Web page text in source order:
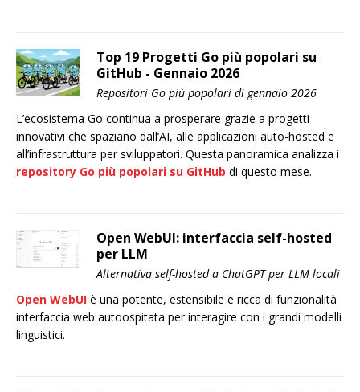
Top 19 Progetti Go più popolari su
GitHub - Gennaio 2026
Repositori Go più popolari di gennaio 2026
L’ecosistema Go continua a prosperare grazie a progetti
innovativi che spaziano dall’AI, alle applicazioni auto-hosted e
all’infrastruttura per sviluppatori. Questa panoramica analizza i
repository Go più popolari su GitHub di questo mese.
Open WebUI: interfaccia self-hosted
per LLM
Alternativa self-hosted a ChatGPT per LLM locali
Open WebUI è una potente, estensibile e ricca di funzionalità
interfaccia web autoospitata per interagire con i grandi modelli
linguistici.